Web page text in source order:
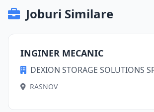
Joburi Similare
INGINER MECANIC
DEXION STORAGE SOLUTIONS
RASNOV